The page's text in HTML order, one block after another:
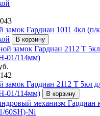
замок Гардиан 1011 4кл (п/
В корзину
замок Гардиан 2112 Т 5кл
01/114мм)
В корзину